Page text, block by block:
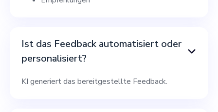
Ist das Feedback automatisiert oder
personalisiert?
KI generiert das bereitgestellte Feedback.